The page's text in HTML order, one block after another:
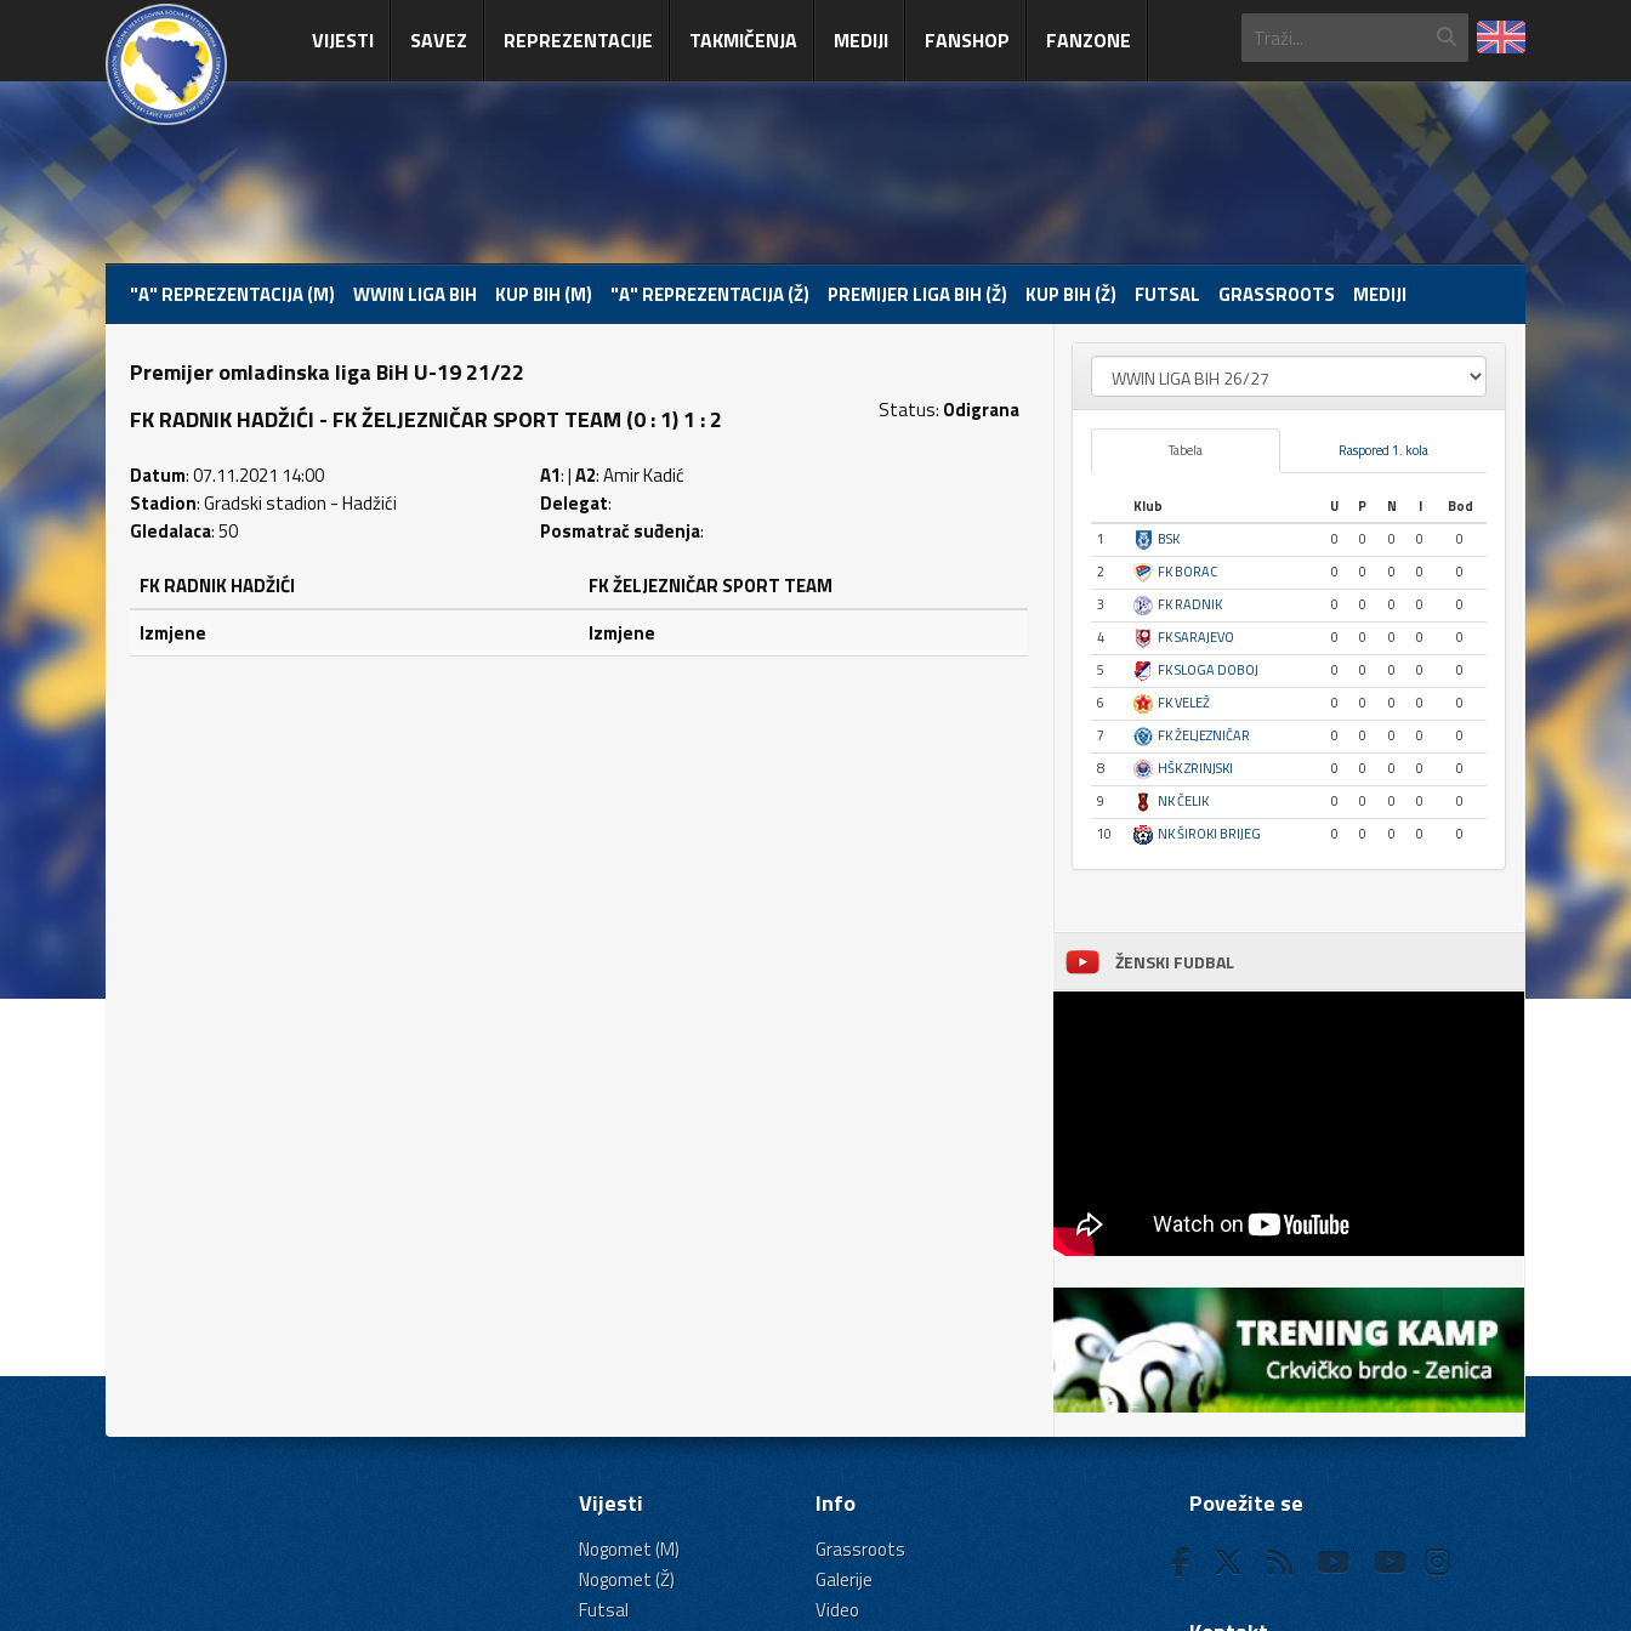
VIJESTI SAVEZ REPREZENTACIJE TAKMIČENJA MEDIJI FANSHOP FANZONE
"A" REPREZENTACIJA (M) WWIN LIGA BIH KUP BIH (M) "A" REPREZENTACIJA (Ž) PREMIJER LIGA BIH (Ž) KUP BIH (Ž) FUTSAL GRASSROOTS MEDIJI
Premijer omladinska liga BiH U-19 21/22
FK RADNIK HADŽIĆI - FK ŽELJEZNIČAR SPORT TEAM (0 : 1) 1 : 2
Status: Odigrana
Datum: 07.11.2021 14:00
Stadion: Gradski stadion - Hadžići
Gledalaca: 50
A1: |A2: Amir Kadić
Delegat:
Posmatrač suđenja:
FK RADNIK HADŽIĆI
Izmjene
FK ŽELJEZNIČAR SPORT TEAM
Izmjene
Tabela Raspored 1. kola
Klub U P N I
Bod
1
BSK 0 0 0 0
0
2
FK BORAC 0 0 0 0
0
3
FK RADNIK 0 0 0 0
0
4
FK SARAJEVO 0 0 0 0
0
5
FK SLOGA DOBOJ 0 0 0 0
0
6
FK VELEŽ 0 0 0 0
0
7
FK ŽELJEZNIČAR 0 0 0 0
0
8
HŠK ZRINJSKI 0 0 0 0
0
9
NK ČELIK 0 0 0 0
0
10
NK ŠIROKI BRIJEG 0 0 0 0 0
ŽENSKI FUDBAL
Vijesti
Nogomet (M)
Nogomet (Ž)
Futsal
Info
Grassroots
Galerije
Video
Povežite se